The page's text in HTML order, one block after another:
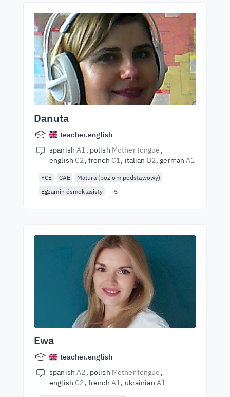
Danuta
teacher.english
spanishA1 polish Mother tongue
english C2 french C1 italian B2 germanA1
FCE CAE
Matura (poziom podstawowy)
Egzamin ósmoklasisty
+5
Ewa
teacher.english
spanishA2 polish Mother tongue
english C2 french A1 ukrainian A1